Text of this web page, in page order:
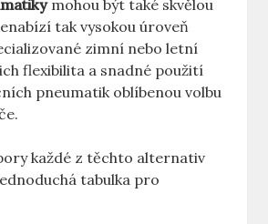
mohou být také skvělou
tak vysokou úroveň
zimní nebo letní
flexibilita a snadné použití
pneumatik oblíbenou volbu
každé z těchto alternativ
tabulka pro